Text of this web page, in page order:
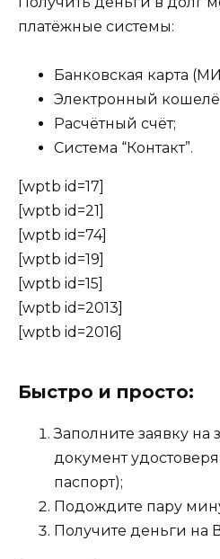
платёжные системы:
Банковская карта
Электронный
Расчётный счёт;
Система “Контакт”.
[wptb id=17]
[wptb id=21]
[wptb id=74]
[wptb id=19]
[wptb id=15]
[wptb id=2013]
[wptb id=2016]
Быстро и просто:
Заполните заявку на
документ
паспорт);
Подождите пару
Получите деньги на